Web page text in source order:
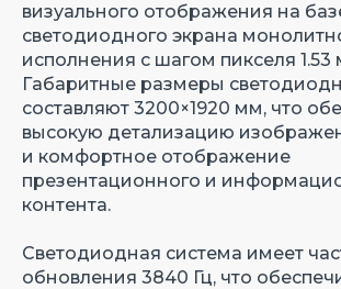
визуального отображения на
светодиодного экрана
исполнения с шагом пикселя 1.53
Габаритные размеры
составляют 3200×1920 мм, что
высокую детализацию
и комфортное отображение
презентационного и
контента.
Светодиодная система имеет
обновления 3840 Гц, что